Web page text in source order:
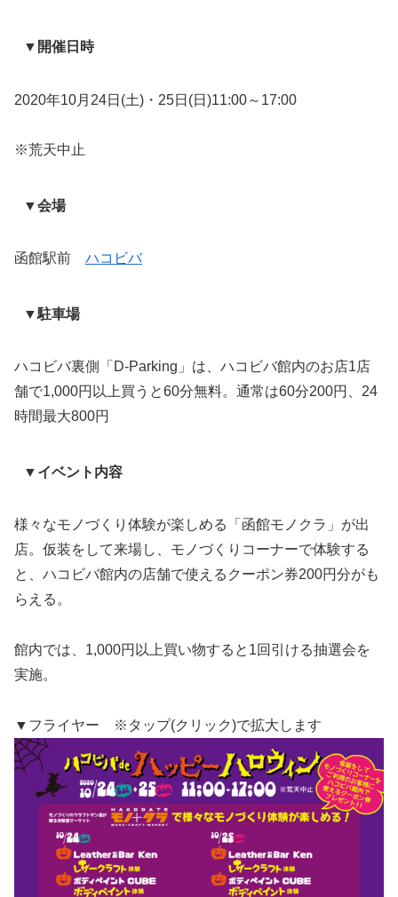
▼開催日時
2020年10月24日(土)・25日(日)11:00～17:00
※荒天中止
▼会場
函館駅前 ハコビバ
▼駐車場
ハコビバ裏側「D-Parking」は、ハコビバ館内のお店1店
舗で1,000円以上買うと60分無料。通常は60分200円、24
時間最大800円
▼イベント内容
様々なモノづくり体験が楽しめる「函館モノクラ」が出
店。仮装をして来場し、モノづくりコーナーで体験する
と、ハコビバ館内の店舗で使えるクーポン券200円分がも
らえる。
館内では、1,000円以上買い物すると1回引ける抽選会を
実施。
▼フライヤー ※タップ(クリック)で拡大します